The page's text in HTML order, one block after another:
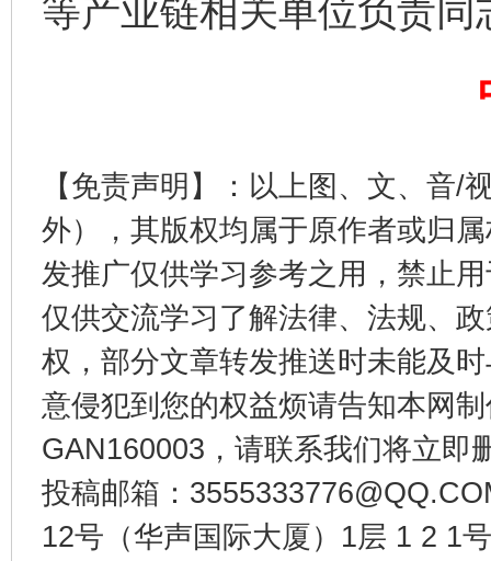
等产业链相关单位负责同
【免责声明】：以上图、文、音/
外），其版权均属于原作者或归
发推广仅供学习参考之用，禁止
仅供交流学习了解法律、法规、
权，部分文章转发推送时未能及
意侵犯到您的权益烦请告知本网
GAN160003，请联系我们将立即
投稿邮箱：
12号（华声国际大厦）1层 1 2 1
一纸欠
东山县通报“牛蛙产品抗生素超标问题” 法